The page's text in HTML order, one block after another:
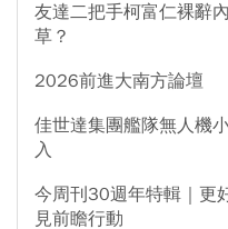
友達二把手柯富仁裸辭
草？
2026前進大南方論壇
佳世達集團艦隊無人機
入
今周刊30週年特輯｜更
見前瞻行動